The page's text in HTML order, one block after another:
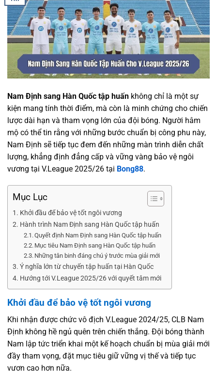
Nam Định sang Hàn Quốc tập huấn không chỉ là một sự
kiện mang tính thời điểm, mà còn là minh chứng cho chiến
lược dài hạn và tham vọng lớn của đội bóng. Người hâm
mộ có thể tin rằng với những bước chuẩn bị công phu này,
Nam Định sẽ tiếp tục đem đến những màn trình diễn chất
lượng, khẳng định đẳng cấp và vững vàng bảo vệ ngôi
vương tại V.League 2025/26 tại Bong88.
Mục Lục
Khởi đầu để bảo vệ tốt ngôi vương
Hành trình Nam Định sang Hàn Quốc tập huấn
Quyết định Nam Định sang Hàn Quốc tập huấn
Mục tiêu Nam Định sang Hàn Quốc tập huấn
Những tân binh đáng chú ý trước mùa giải mới
Ý nghĩa lớn từ chuyến tập huấn tại Hàn Quốc
Hướng tới V.League 2025/26 với quyết tâm mới
Khởi đầu để bảo vệ tốt ngôi vương
Khi nhận được chức vô địch V.League 2024/25, CLB Nam
Định không hề ngủ quên trên chiến thắng. Đội bóng thành
Nam lập tức triển khai một kế hoạch chuẩn bị mùa giải mới
đầy tham vọng, đặt mục tiêu giữ vững vị thế và tiếp tục
vươn cao hơn nữa.